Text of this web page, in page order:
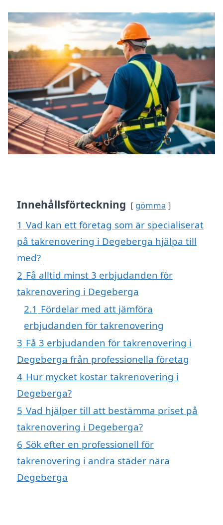
Innehållsförteckning gömma
1 Vad kan ett företag som är specialiserat
på takrenovering i Degeberga hjälpa till
med?
2 Få alltid minst 3 erbjudanden för
takrenovering i Degeberga
2.1 Fördelar med att jämföra
erbjudanden för takrenovering
3 Få 3 erbjudanden för takrenovering i
Degeberga från professionella företag
4 Hur mycket kostar takrenovering i
Degeberga?
5 Vad hjälper till att bestämma priset på
takrenovering i Degeberga?
6 Sök efter en professionell för
takrenovering i andra städer nära
Degeberga